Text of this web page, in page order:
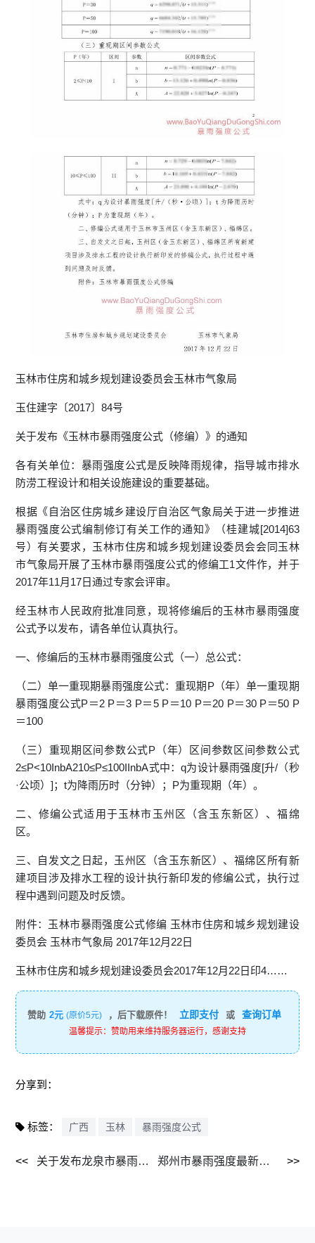
玉林市住房和城乡规划建设委员会玉林市气象局
玉住建字〔2017〕84号
关于发布《玉林市暴雨强度公式（修编）》的通知
各有关单位：暴雨强度公式是反映降雨规律，指导城市排水
防涝工程设计和相关设施建设的重要基础。
根据《自治区住房城乡建设厅自治区气象局关于进一步推进
暴雨强度公式编制修订有关工作的通知》（桂建城[2014]63
号）有关要求，玉林市住房和城乡规划建设委员会会同玉林
市气象局开展了玉林市暴雨强度公式的修编工1文件作，并于
2017年11月17日通过专家会评审。
经玉林市人民政府批准同意，现将修编后的玉林市暴雨强度
公式予以发布，请各单位认真执行。
一、修编后的玉林市暴雨强度公式（一）总公式：
（二）单一重现期暴雨强度公式：重现期P（年）单一重现期
暴雨强度公式P＝2 P＝3 P＝5 P＝10 P＝20 P＝30 P＝50 P
＝100
（三）重现期区间参数公式P（年）区间参数区间参数公式
2≤P<10InbA210≤P≤100IInbA式中：q为设计暴雨强度[升/（秒
·公顷）]；t为降雨历时（分钟）；P为重现期（年）。
二、修编公式适用于玉林市玉州区（含玉东新区）、福绵
区。
三、自发文之日起，玉州区（含玉东新区）、福绵区所有新
建项目涉及排水工程的设计执行新印发的修编公式，执行过
程中遇到问题及时反馈。
附件：玉林市暴雨强度公式修编 玉林市住房和城乡规划建设
委员会 玉林市气象局 2017年12月22日
玉林市住房和城乡规划建设委员会2017年12月22日印4……
赞助 2元 (原价5元) ，后下载原件！ 立即支付 或 查询订单
温馨提示：赞助用来维持服务器运行，感谢支持
分享到：
标签： 广西 玉林 暴雨强度公式
关于发布龙泉市暴雨强度修订公式的通知 2016.png 郑州市暴雨强度最新公式.bmp